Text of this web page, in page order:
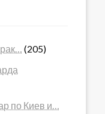
(205)
по Киев и…